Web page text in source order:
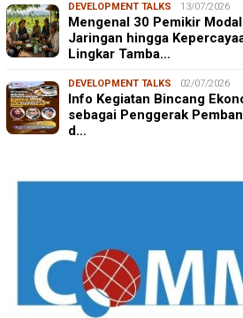
DEVELOPMENT TALKS 13/07/2026
Mengenal 30 Pemikir
Jaringan hingga
Lingkar Tamba…
DEVELOPMENT TALKS 02/07/2026
Info Kegiatan Bincang
sebagai Penggerak
d…